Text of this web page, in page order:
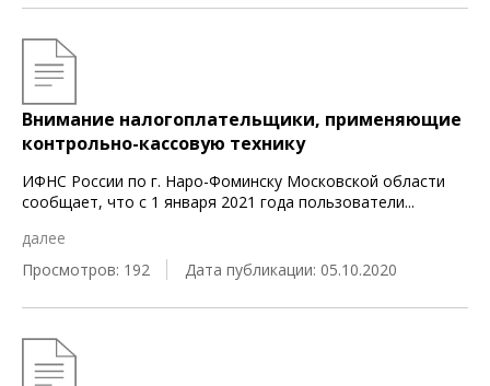
Внимание налогоплательщики, применяющие
контрольно-кассовую технику
ИФНС России по г. Наро-Фоминску Московской области
сообщает, что с 1 января 2021 года пользователи...
далее
Просмотров: 192
Дата публикации: 05.10.2020